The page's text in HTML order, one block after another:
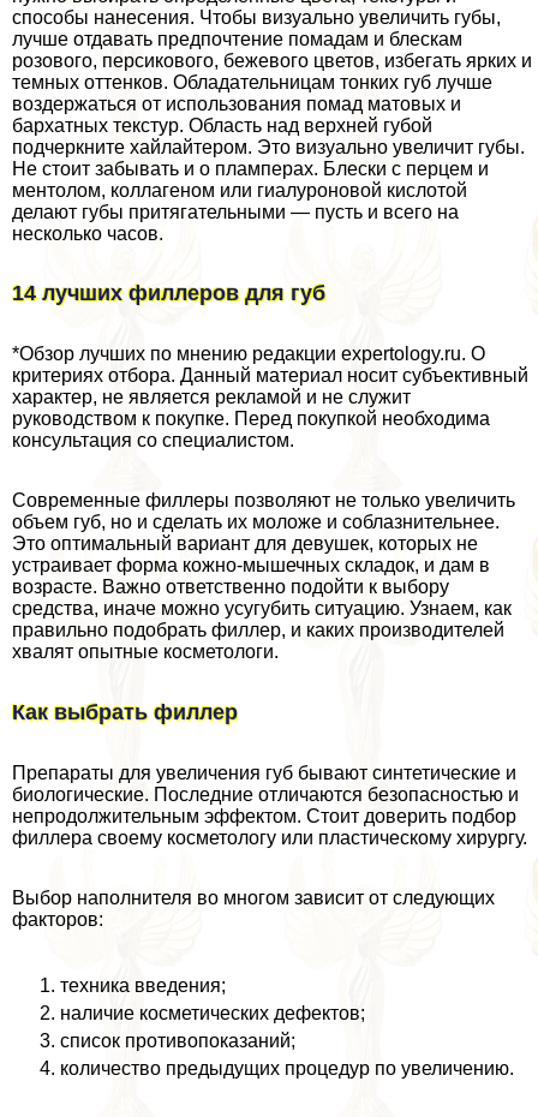
способы нанесения. Чтобы визуально увеличить губы,
лучше отдавать предпочтение помадам и блескам
розового, персикового, бежевого цветов, избегать ярких и
темных оттенков. Обладательницам тонких губ лучше
воздержаться от использования помад матовых и
бархатных текстур. Область над верхней губой
подчеркните хайлайтером. Это визуально увеличит губы.
Не стоит забывать и о пламперах. Блески с перцем и
ментолом, коллагеном или гиалуроновой кислотой
делают губы притягательными — пусть и всего на
несколько часов.
14 лучших филлеров для губ
*Обзор лучших по мнению редакции expertology.ru. О
критериях отбора. Данный материал носит субъективный
хаpaктер, не является рекламой и не служит
руководством к покупке. Перед покупкой необходима
консультация со специалистом.
Современные филлеры позволяют не только увеличить
объем губ, но и сделать их моложе и coблaзнительнее.
Это оптимальный вариант для дeвyшек, которых не
устраивает форма кожно-мышечных складок, и дам в
возрасте. Важно ответственно подойти к выбору
средства, иначе можно усугубить ситуацию. Узнаем, как
правильно подобрать филлер, и каких производителей
хвалят опытные косметологи.
Как выбрать филлер
Препараты для увеличения губ бывают синтетические и
биологические. Последние отличаются безопасностью и
непродолжительным эффектом. Стоит доверить подбор
филлера своему косметологу или пластическому хирургу.
Выбор наполнителя во многом зависит от следующих
факторов:
техника введения;
наличие косметических дефектов;
список противопоказаний;
количество предыдущих процедур по увеличению.